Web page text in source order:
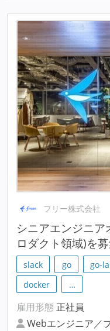
フリー株式会社
シニアエンジニ
ロダクト領域)を募
slack go go-
docker
…
雇用形態 正社員
Webエンジニア／